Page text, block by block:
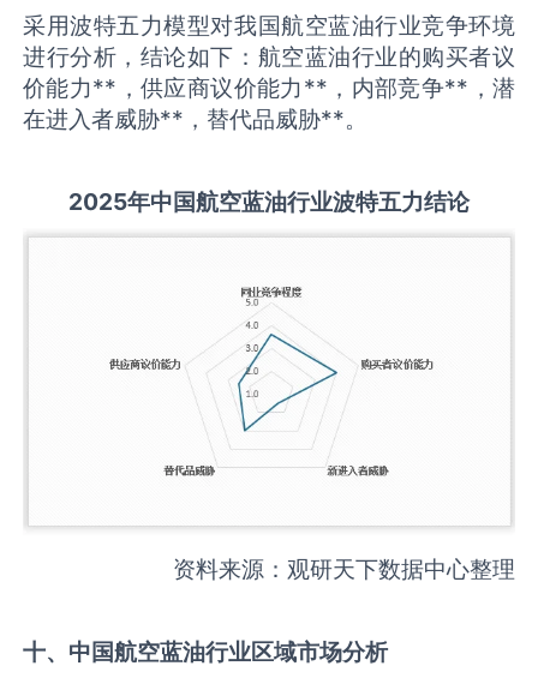
采用波特五力模型对我国航空蓝油行业竞争环境
进行分析，结论如下：航空蓝油行业的购买者议
价能力**，供应商议价能力**，内部竞争**，潜
在进入者威胁**，替代品威胁**。
2025年中国航空蓝油行业波特五力结论
资料来源：观研天下数据中心整理
十、中国航空蓝油行业区域市场分析